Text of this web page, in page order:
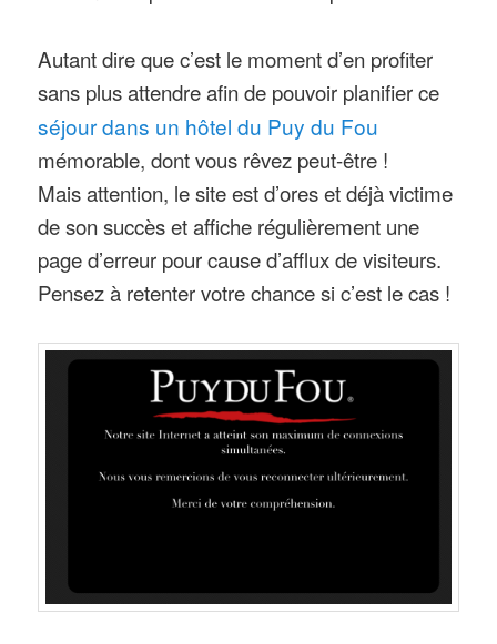
Autant dire que c’est le moment d’en profiter
sans plus attendre afin de pouvoir planifier ce
séjour dans un hôtel du Puy du Fou
mémorable, dont vous rêvez peut-être !
Mais attention, le site est d’ores et déjà victime
de son succès et affiche régulièrement une
page d’erreur pour cause d’afflux de visiteurs.
Pensez à retenter votre chance si c’est le cas !